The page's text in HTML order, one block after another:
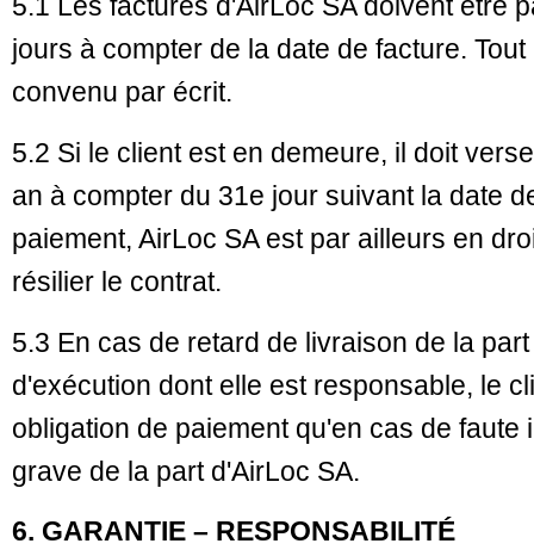
jours à compter de la date de facture.
convenu par écrit.
5.2 Si le client est en demeure, il doit
an à compter du 31e jour suivant la date
paiement, AirLoc SA est par ailleurs en
résilier le contrat.
5.3 En cas de retard de livraison de la
d'exécution dont elle est responsable, le
obligation de paiement qu'en cas de
grave de la part d'AirLoc SA.
6. GARANTIE – RESPONSABILITÉ